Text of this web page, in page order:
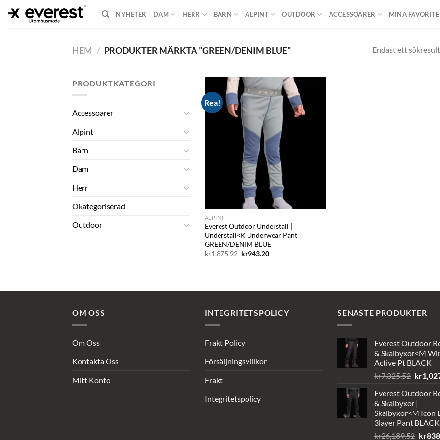
NYHETER DAM HERR BARN ALPINT OUTDOOR ACCESSOARER MINA
HEM / PRODUKTER MÄRKTA ”GREEN/DENIM BLUE” Endast ett
PRODUKTKATEGORI
Accessoarer
Alpint
Barn
Dam
Herr
Okategoriserad
Outdoor
Rea!
Add to
wishlist
ALPINT
Everest Outdoor Underställ |
Underställ<K Underwear Pant
GREEN/DENIM BLUE
kr1,875.92 Det
kr943.20Det
OM OSS
Om Oss
Kontakta Oss
Mitt Konto
INTEGRITETSPOLICY
Frakt Policy
Försäljningsvillkor
Frakt
Integritetspolicy
SENASTE PRODUKTER
Everest Outdoor
& Skalbyxor<M
Active Pt BLACK
kr7,325.52 Det
priset
var:
kr
Everest Outdoor
& Skalbyxor |
Skalbyxor<M Icon
3layer Pant BLACK
kr26,189.52 Det
kr